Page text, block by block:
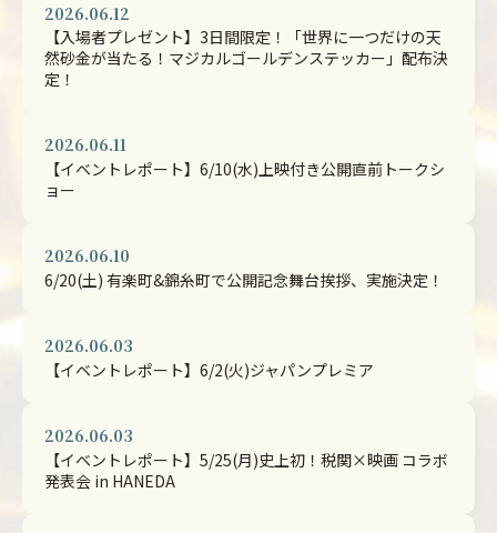
2026.06.12
【入場者プレゼント】3日間限定！「世界に一つだけの天
然砂金が当たる！マジカルゴールデンステッカー」配布決
定！
2026.06.11
【イベントレポート】6/10(水)上映付き公開直前トークシ
ョー
2026.06.10
6/20(土) 有楽町&錦糸町で公開記念舞台挨拶、実施決定！
2026.06.03
【イベントレポート】6/2(火)ジャパンプレミア
2026.06.03
【イベントレポート】5/25(月)史上初！税関×映画 コラボ
発表会 in HANEDA